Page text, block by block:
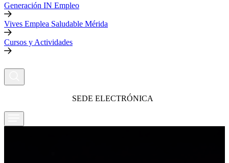
Generación IN Empleo
Vives Emplea Saludable Mérida
Cursos y Actividades
SEDE ELECTRÓNICA